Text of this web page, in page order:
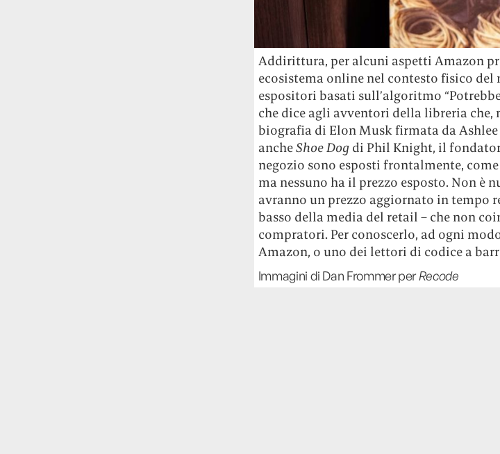
Addirittura, per alcuni aspetti Amazon
ecosistema online nel contesto fisico
espositori basati sull’algoritmo
che dice agli avventori della libreria che,
biografia di Elon Musk firmata da Ashlee
ancheShoe Dogdi Phil Knight, il
negozio sono esposti frontalmente,
ma nessuno ha il prezzo esposto. Non è
avranno un prezzo aggiornato in tempo
basso della media del retail – che non
compratori. Per conoscerlo, ad ogni
Amazon, o uno dei lettori di codice a
Immagini di Dan Frommer perRecode